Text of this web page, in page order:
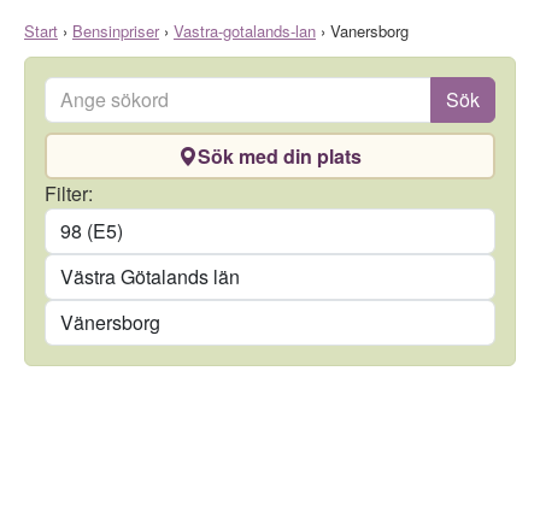
Start › Bensinpriser› Vastra-gotalands-lan › Vanersborg
Ange sökord Sök
Sök med din plats
Filter:
Län
Kommun